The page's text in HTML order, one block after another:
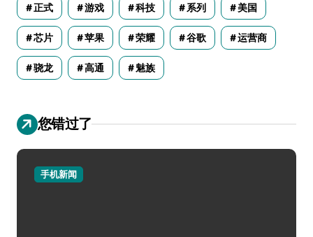
正式 游戏 科技 系列 美国
芯片 苹果 荣耀 谷歌 运营商
骁龙 高通 魅族
您错过了
手机新闻